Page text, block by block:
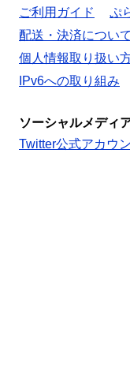
ご利用ガイド
ぷ
配送・決済について
個人情報取り扱い
IPv6への取り組み
ソーシャルメディ
Twitter公式アカウ